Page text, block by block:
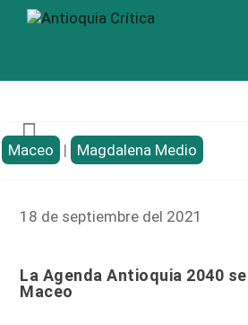

Maceo | Magdalena Medio
18 de septiembre del 2021
La Agenda Antioquia 2040
Maceo